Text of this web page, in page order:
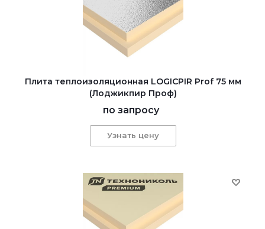
Плита теплоизоляционная LOGICPIR Prof 75 мм
(Лоджикпир Проф)
по запросу
Узнать цену